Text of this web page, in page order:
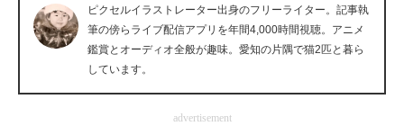
経営リーダーのコミュニティ
マーケ×ITの今がよく分かる
ITエンジニア向け専門サイト
ピクセルイラストレーター出身のフリーライター。記事執
筆の傍らライブ配信アプリを年間4,000時間視聴。アニメ
鑑賞とオーディオ全般が趣味。愛知の片隅で猫2匹と暮ら
しています。
advertisement